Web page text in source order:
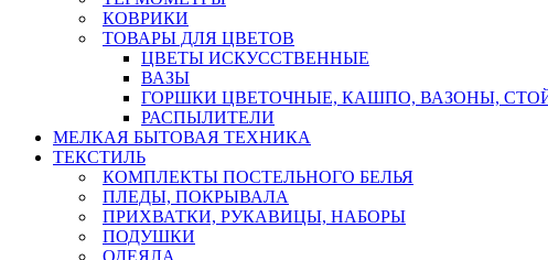
КОВРИКИ
ТОВАРЫ ДЛЯ ЦВЕТОВ
ЦВЕТЫ ИСКУССТВЕННЫЕ
ВАЗЫ
ГОРШКИ ЦВЕТОЧНЫЕ, КАШПО, ВАЗОНЫ,
РАСПЫЛИТЕЛИ
МЕЛКАЯ БЫТОВАЯ ТЕХНИКА
ТЕКСТИЛЬ
КОМПЛЕКТЫ ПОСТЕЛЬНОГО БЕЛЬЯ
ПЛЕДЫ, ПОКРЫВАЛА
ПРИХВАТКИ, РУКАВИЦЫ, НАБОРЫ
ПОДУШКИ
ОДЕЯЛА